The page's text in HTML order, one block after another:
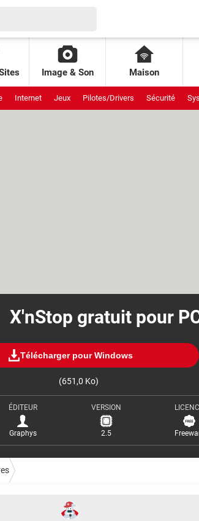
Image & Son Maison
Internet Jeux Pilotes/Drivers Sécurité
X'nStop gratuit pour
Télécharger pour Windows
(651,0 Ko)
ÉDITEUR
Graphys
VERSION
2.5